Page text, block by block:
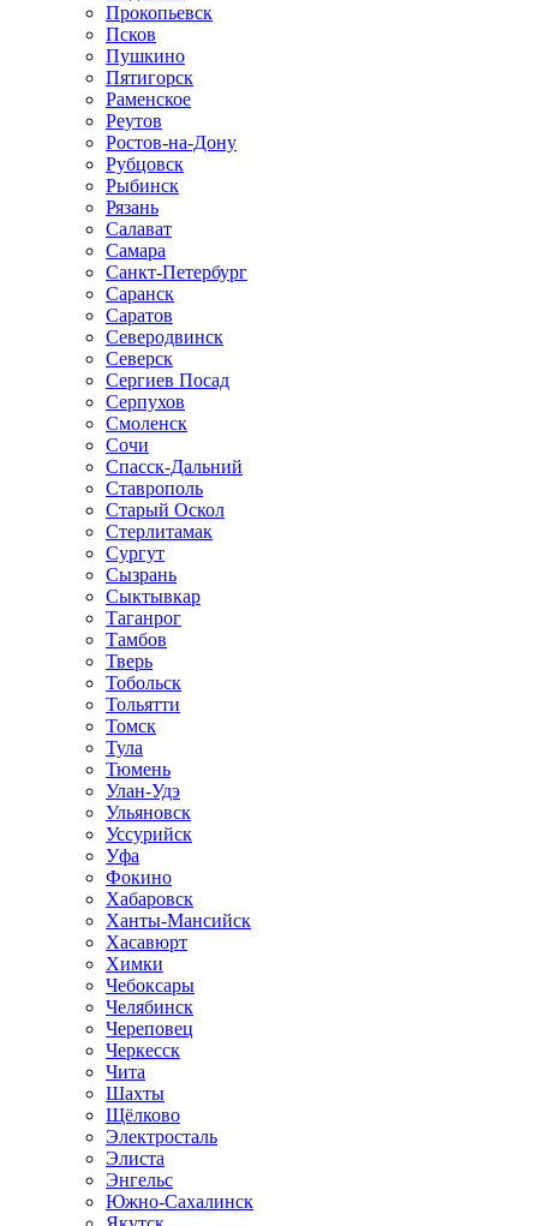
Прокопьевск
Псков
Пушкино
Пятигорск
Раменское
Реутов
Ростов-на-Дону
Рубцовск
Рыбинск
Рязань
Салават
Самара
Санкт-Петербург
Саранск
Саратов
Северодвинск
Северск
Сергиев Посад
Серпухов
Смоленск
Сочи
Спасск-Дальний
Ставрополь
Старый Оскол
Стерлитамак
Сургут
Сызрань
Сыктывкар
Таганрог
Тамбов
Тверь
Тобольск
Тольятти
Томск
Тула
Тюмень
Улан-Удэ
Ульяновск
Уссурийск
Уфа
Фокино
Хабаровск
Ханты-Мансийск
Хасавюрт
Химки
Чебоксары
Челябинск
Череповец
Черкесск
Чита
Шахты
Щёлково
Электросталь
Элиста
Энгельс
Южно-Сахалинск